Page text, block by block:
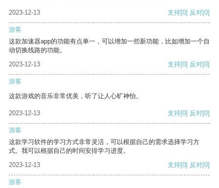
2023-12-13 支持[0] 反对[0]
游客
这款加速器app的功能有点单一，可以增加一些新功能，比如增加一个自
动切换线路的功能。
2023-12-13
支持[0] 反对[0]
游客
这款游戏的音乐非常优美，听了让人心旷神怡。
2023-12-13 支持[0] 反对[0]
游客
这款学习软件的学习方式非常灵活，可以根据自己的需求选择学习方
式。我可以根据自己的时间安排学习进度。
2023-12-13
支持[0] 反对[0]
游客